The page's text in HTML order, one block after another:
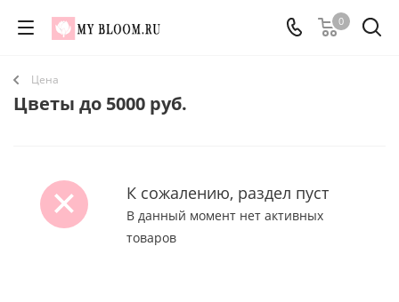
0
Цена
Цветы до 5000 руб.
К сожалению, раздел пуст
В данный момент нет активных
товаров